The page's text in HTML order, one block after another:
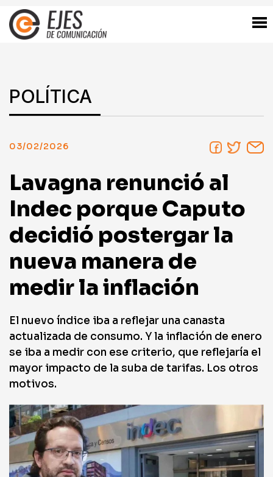
POLÍTICA
03/02/2026
Lavagna renunció al
Indec porque Caputo
decidió postergar la
nueva manera de
medir la inflación
El nuevo índice iba a reflejar una canasta
actualizada de consumo. Y la inflación de enero
se iba a medir con ese criterio, que reflejaría el
mayor impacto de la suba de tarifas. Los otros
motivos.